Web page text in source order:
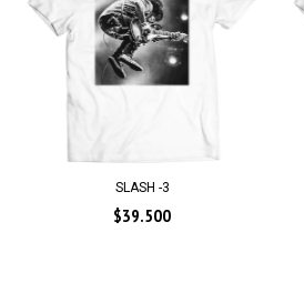
SLASH -3
$39.500